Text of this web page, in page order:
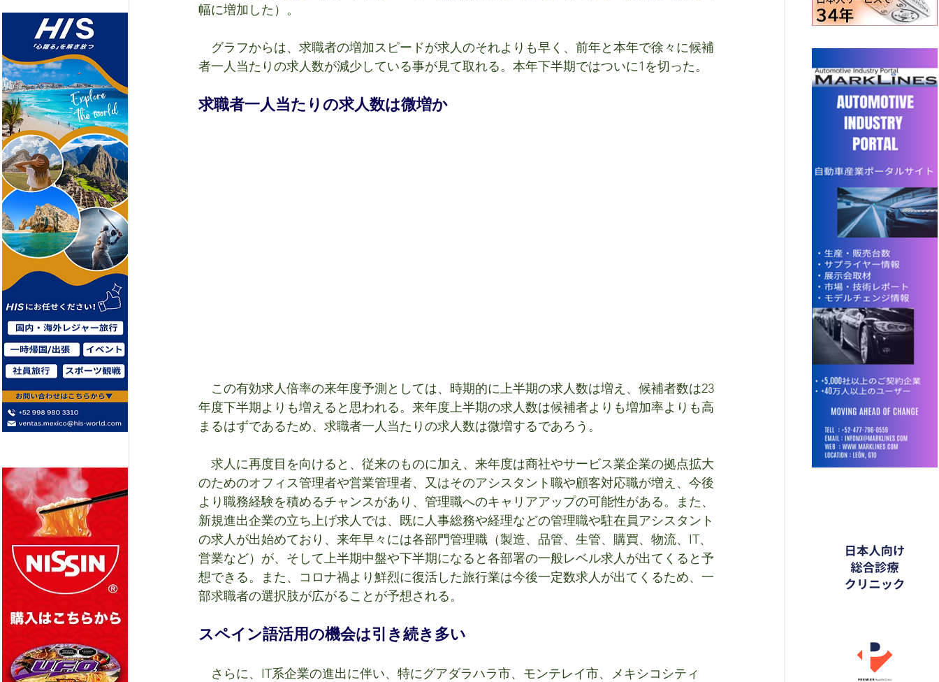
幅に増加した）。
グラフからは、求職者の増加スピードが求人のそれよりも早く、前年と本年で徐々に候補
者一人当たりの求人数が減少している事が見て取れる。本年下半期ではついに1を切った。
求職者一人当たりの求人数は微増か
この有効求人倍率の来年度予測としては、時期的に上半期の求人数は増え、候補者数は23
年度下半期よりも増えると思われる。来年度上半期の求人数は候補者よりも増加率よりも高
まるはずであるため、求職者一人当たりの求人数は微増するであろう。
求人に再度目を向けると、従来のものに加え、来年度は商社やサービス業企業の拠点拡大
のためのオフィス管理者や営業管理者、又はそのアシスタント職や顧客対応職が増え、今後
より職務経験を積めるチャンスがあり、管理職へのキャリアアップの可能性がある。また、
新規進出企業の立ち上げ求人では、既に人事総務や経理などの管理職や駐在員アシスタント
の求人が出始めており、来年早々には各部門管理職（製造、品管、生管、購買、物流、IT、
営業など）が、そして上半期中盤や下半期になると各部署の一般レベル求人が出てくると予
想できる。また、コロナ禍より鮮烈に復活した旅行業は今後一定数求人が出てくるため、一
部求職者の選択肢が広がることが予想される。
スペイン語活用の機会は引き続き多い
さらに、IT系企業の進出に伴い、特にグアダラハラ市、モンテレイ市、メキシコシティ